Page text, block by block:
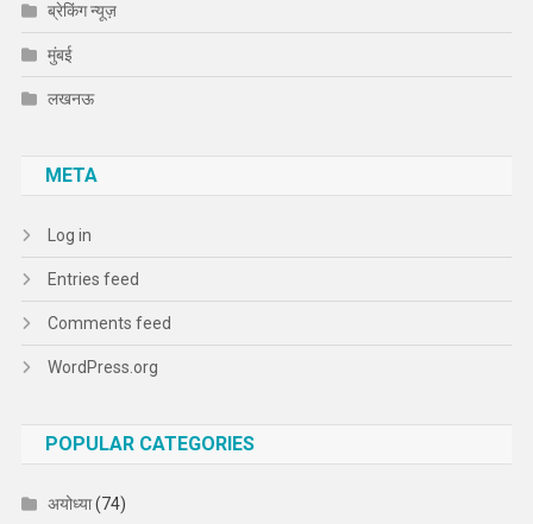
ब्रेकिंग न्यूज़
मुंबई
लखनऊ
META
Log in
Entries feed
Comments feed
WordPress.org
POPULAR CATEGORIES
अयोध्या(74)